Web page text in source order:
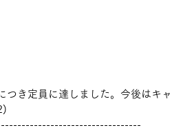
き定員に達しました。今後はキャ